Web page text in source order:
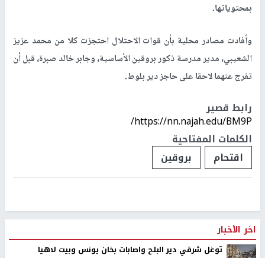
بمحتوياتها.
وأفادت مصادر محلية بأن قوات الاحتلال احتجزت كلا من محمد عزيز
الشعيبي، مدير مدرسة ذكور بروقين الأساسية، وجابر خالد صبرة، قبل أن
تفرج عنهما لاحقا على حاجز دير بلوط.
رابط قصير
https://nn.najah.edu/BM9P/
الكلمات المفتاحية
اقتحام
بروقين
اخر الأخبار
توغل شرقي دير البلح واصابات بخان يونس وبيت لاهيا